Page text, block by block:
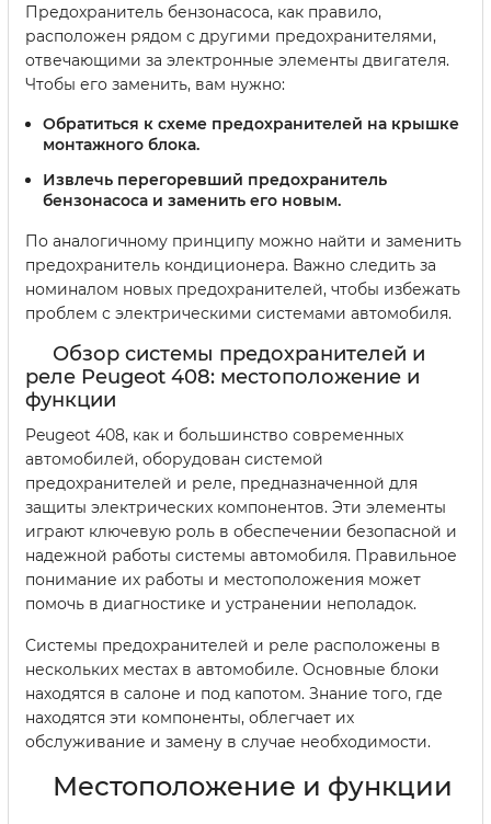
Предохранитель бензонасоса, как правило,
расположен рядом с другими предохранителями,
отвечающими за электронные элементы двигателя.
Чтобы его заменить, вам нужно:
Обратиться к схеме предохранителей на крышке
монтажного блока.
Извлечь перегоревший предохранитель
бензонасоса и заменить его новым.
По аналогичному принципу можно найти и заменить
предохранитель кондиционера. Важно следить за
номиналом новых предохранителей, чтобы избежать
проблем с электрическими системами автомобиля.
Обзор системы предохранителей и
реле Peugeot 408: местоположение и
функции
Peugeot 408, как и большинство современных
автомобилей, оборудован системой
предохранителей и реле, предназначенной для
защиты электрических компонентов. Эти элементы
играют ключевую роль в обеспечении безопасной и
надежной работы системы автомобиля. Правильное
понимание их работы и местоположения может
помочь в диагностике и устранении неполадок.
Системы предохранителей и реле расположены в
нескольких местах в автомобиле. Основные блоки
находятся в салоне и под капотом. Знание того, где
находятся эти компоненты, облегчает их
обслуживание и замену в случае необходимости.
Местоположение и функции